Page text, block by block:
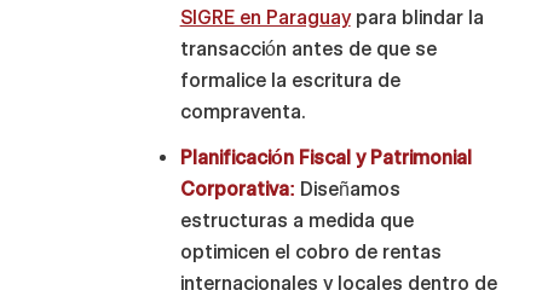
SIGRE en Paraguaypara blindar la
transacción antes de que se
formalice la escritura de
compraventa.
Planificación Fiscal y Patrimonial
Corporativa: Diseñamos
estructuras a medida que
optimicen el cobro de rentas
internacionales y locales dentro de